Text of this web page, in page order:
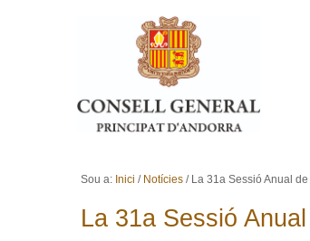
Ves al contingut.
Salta a la navegació
Sou a: Inici / Notícies / La 31a Sessió Anual
La 31a Sessió